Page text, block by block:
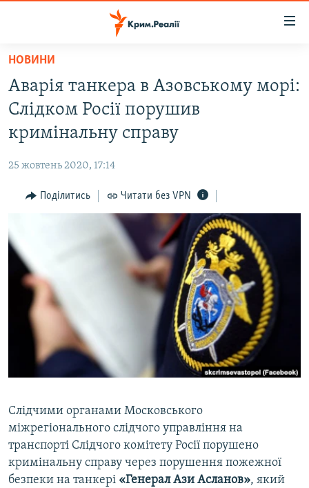
Перейти
основного
матеріалу
до
основної
Перейти
ВОДА.КРИМ
ВІДЕО ТА ФОТО
БЛОГИ
ПОГЛЯД
ВСЕ ЗА ДЕНЬ
СПЕЦПРОЕКТИ
ДЕПОРТАЦІЯ
ВІДЕОУРОКИ «ELIFBE»
СВІДЧЕННЯ ОКУПАЦІЇ
УКРАЇНСЬКА ПРОБЛЕМА КРИМУ
ЯК ОБІЙТИ БЛОКУВАННЯ
Русский
Qırımtatar
Усі сайти RFE/RL
НОВИНИ
Аварія танкера в Азовському морі:
Слідком Росії порушив
кримінальну справу
25 жовтень 2020, 17:14
Поділитись Читати без VPN
Слідчими органами Московського
міжрегіонального слідчого управління на
транспорті Слідчого комітету Росії порушено
кримінальну справу через порушення пожежної
безпеки на танкері «Генерал Ази Асланов», який